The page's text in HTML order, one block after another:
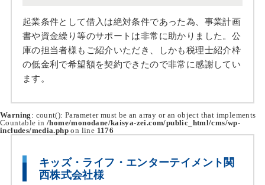
起業条件として借入は絶対条件であった為、事業計画
書や資金繰り等のサポートは非常に助かりました。公
庫の担当者様もご紹介いただき、しかも税理士紹介枠
の低金利で希望額を契約できたので非常に感謝してい
ます。
Warning : count(): Parameter must be an array or an object that implements
Countable in/home/monodane/kaisya-zei.com/public_html/cms/wp-
includes/media.php on line 1176
キッズ・ライフ・エンターテイメント関
西株式会社様